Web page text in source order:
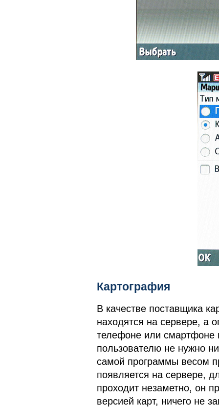
Картография
В качестве поставщика
находятся на сервере, а
телефоне или смартфоне
пользователю не нужно
самой программы весом
появляется на сервере,
проходит незаметно, он
версией карт, ничего не